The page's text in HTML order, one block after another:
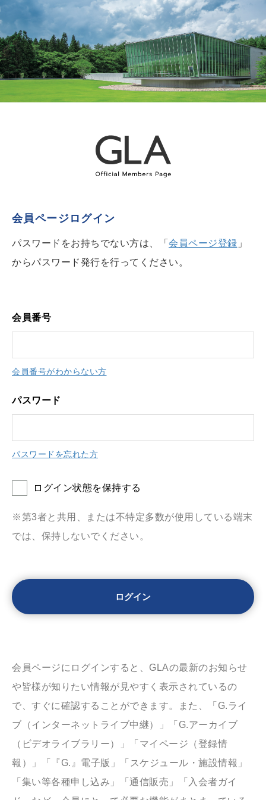
会員ページログイン
パスワードをお持ちでない方は、「 会員ページ登録 」
からパスワード発行を行ってください。
会員番号
会員番号がわからない方
パスワード
パスワードを忘れた方
ログイン状態を保持する
※第3者と共用、または不特定多数が使用している端末
では、保持しないでください。
会員ページにログインすると、GLAの最新のお知らせ
や皆様が知りたい情報が見やすく表示されているの
で、すぐに確認することができます。また、「G.ライ
ブ（インターネットライブ中継）」「G.アーカイブ
（ビデオライブラリー）」「マイページ（登録情
報）」「『G.』電子版」「スケジュール・施設情報」
「集い等各種申し込み」「通信販売」「入会者ガイ